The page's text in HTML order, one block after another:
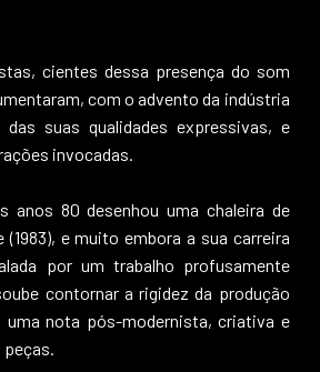
cientes dessa presença do som
com o advento da indústria
suas qualidades expressivas, e
invocadas.
anos 80 desenhou uma chaleira de
e muito embora a sua carreira
por um trabalho profusamente
contornar a rigidez da produção
uma nota pós-modernista, criativa e